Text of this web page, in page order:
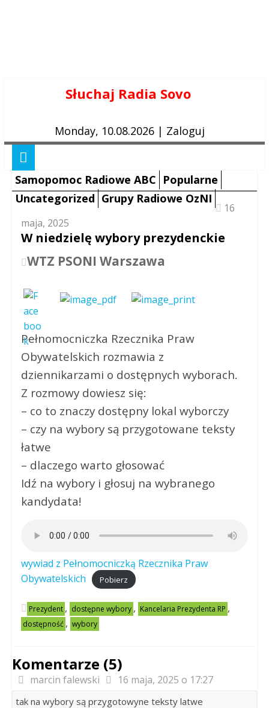
Słuchaj Radia Sovo
Monday, 10.08.2026 | Zaloguj
Samopomoc Radiowe ABC Popularne
Uncategorized Grupy Radiowe OzNI
16
maja, 2025
W niedzielę wybory prezydenckie
WTZ PSONI Warszawa
Pełnomocniczka Rzecznika Praw
Obywatelskich rozmawia z
dziennikarzami o dostępnych wyborach.
Z rozmowy dowiesz się:
– co to znaczy dostępny lokal wyborczy
– czy na wybory są przygotowane teksty
łatwe
– dlaczego warto głosować
Idź na wybory i głosuj na wybranego
kandydata!
wywiad z Pełnomocniczką Rzecznika Praw
Obywatelskich
Pobierz
Prezydent , dostępne wybory , Kancelaria Prezydenta RP ,
dostępność , wybory
Komentarze (5)
marcin falewski 16 maja, 2025 o 17:27
tak na wybory są przygotowyne teksty latwe